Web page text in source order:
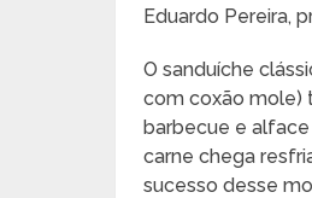
Eduardo Pereira,
O sanduíche
com coxão mole)
barbecue e alface
carne chega
sucesso desse